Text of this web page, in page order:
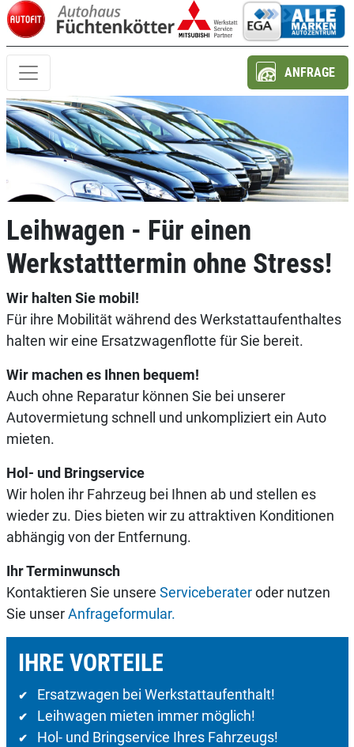
ANFRAGE
Leihwagen - Für einen
Werkstatttermin ohne Stress!
Wir halten Sie mobil!
Für ihre Mobilität während des Werkstattaufenthaltes
halten wir eine Ersatzwagenflotte für Sie bereit.
Wir machen es Ihnen bequem!
Auch ohne Reparatur können Sie bei unserer
Autovermietung schnell und unkompliziert ein Auto
mieten.
Hol- und Bringservice
Wir holen ihr Fahrzeug bei Ihnen ab und stellen es
wieder zu. Dies bieten wir zu attraktiven Konditionen
abhängig von der Entfernung.
Ihr Terminwunsch
Kontaktieren Sie unsere Serviceberateroder nutzen
Sie unserAnfrageformular.
IHRE VORTEILE
✔ Ersatzwagen bei Werkstattaufenthalt!
✔ Leihwagen mieten immer möglich!
✔ Hol- und Bringservice Ihres Fahrzeugs!